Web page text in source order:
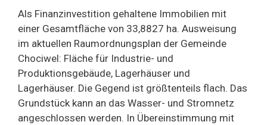
Als Finanzinvestition gehaltene Immobilien mit
einer Gesamtfläche von 33,8827 ha. Ausweisung
im aktuellen Raumordnungsplan der Gemeinde
Chociwel: Fläche für Industrie- und
Produktionsgebäude, Lagerhäuser und
Lagerhäuser. Die Gegend ist größtenteils flach. Das
Grundstück kann an das Wasser- und Stromnetz
angeschlossen werden. In Übereinstimmung mit